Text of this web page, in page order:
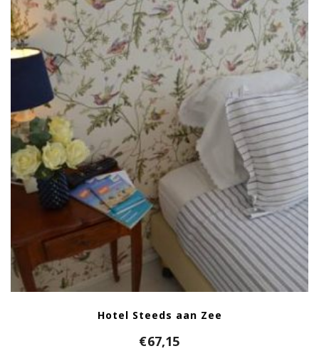
Hotel Steeds aan Zee
€67,15